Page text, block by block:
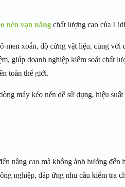
nén vạn năng chất lượng cao của
xoắn, độ cứng vật liệu, cùng
doanh nghiệp kiểm soát chất
toàn thế giới.
máy kéo nén dễ sử dụng, hiệu
nâng cao mà không ảnh hưởng
nghiệp, đáp ứng nhu cầu kiểm tra